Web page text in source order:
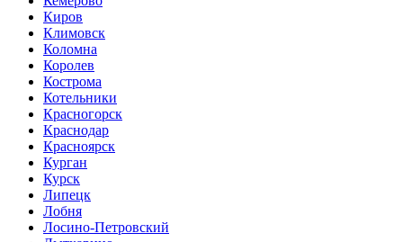
Киров
Климовск
Коломна
Королев
Кострома
Котельники
Красногорск
Краснодар
Красноярск
Курган
Курск
Липецк
Лобня
Лосино-Петровский